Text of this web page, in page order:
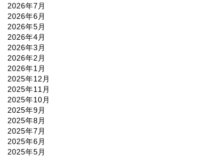
2026年7月
2026年6月
2026年5月
2026年4月
2026年3月
2026年2月
2026年1月
2025年12月
2025年11月
2025年10月
2025年9月
2025年8月
2025年7月
2025年6月
2025年5月